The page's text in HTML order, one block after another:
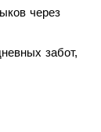
через
забот,